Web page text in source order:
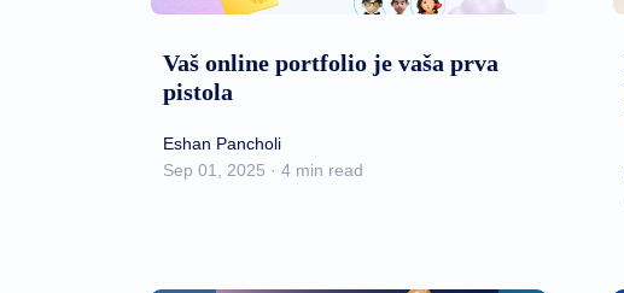
Vaš online portfolio je vaša prva
pistola
Eshan Pancholi
Sep 01, 2025 · 4 min read